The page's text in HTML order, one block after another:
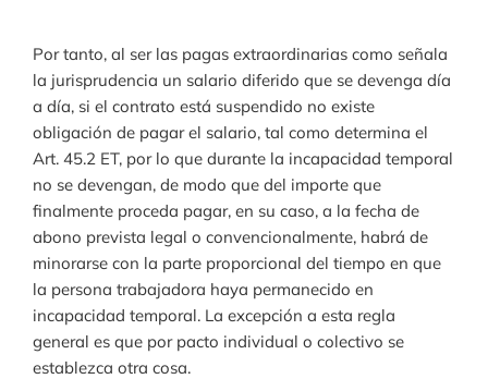
Por tanto, al ser las pagas extraordinarias como señala
la jurisprudencia un salario diferido que se devenga día
a día, si el contrato está suspendido no existe
obligación de pagar el salario, tal como determina el
Art. 45.2 ET, por lo que durante la incapacidad temporal
no se devengan, de modo que del importe que
finalmente proceda pagar, en su caso, a la fecha de
abono prevista legal o convencionalmente, habrá de
minorarse con la parte proporcional del tiempo en que
la persona trabajadora haya permanecido en
incapacidad temporal. La excepción a esta regla
general es que por pacto individual o colectivo se
establezca otra cosa.